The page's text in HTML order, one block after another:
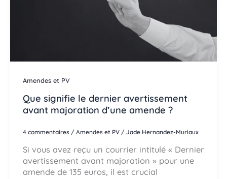
Amendes et PV
Que signifie le dernier avertissement
avant majoration d’une amende ?
4 commentaires / Amendes et PV/ Jade Hernandez-Muriaux
Si vous avez reçu un courrier intitulé « Dernier
avertissement avant majoration » pour une
amende de 135 euros, il est crucial